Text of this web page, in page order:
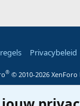
Privacybeleid
® © 2010-2026 XenForo